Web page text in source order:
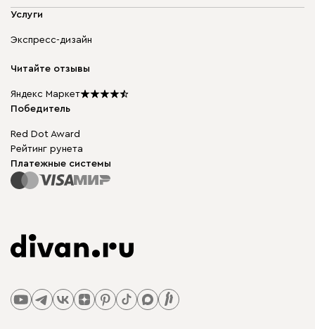
Доставка и оплата
диван.клуб
Подарочные сертификаты
Мы в прессе
Мягкая мебель
Бескаркасная мебель
Столы и стулья
Услуги
Экспресс-дизайн
Читайте отзывы
Яндекс Маркет
Победитель
Red Dot Award
Рейтинг рунета
Платежные системы